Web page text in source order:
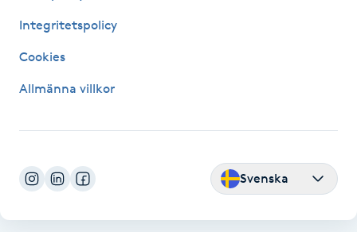
Headspa
Healing
Hollywood Peel
Integritetspolicy
Cookies
Allmänna villkor
Svenska